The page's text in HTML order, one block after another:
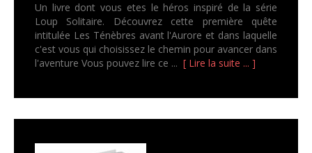
Un livre dont vous etes le héros inspiré de la série
Loup Solitaire. Découvrez cette première quête
intitulée Les Ténèbres avant l'Aurore et dans laquelle
c'est vous qui choisissez le chemin pour avancer dans
l'aventure Vous pouvez lire ce ... [ Lire la suite ... ]